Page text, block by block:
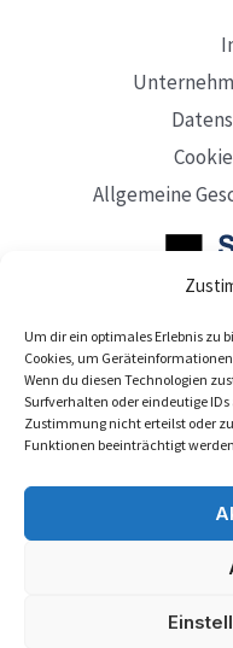
Um dir ein optimales Erlebnis zu
Cookies, um
Wenn du diesen Technologien
Surfverhalten oder eindeutige
Zustimmung nicht erteilst oder
Funktionen beeinträchtigt
Allgemeine
Mit